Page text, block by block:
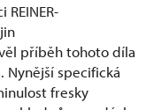
příběh tohoto díla
Nynější specifická
fresky